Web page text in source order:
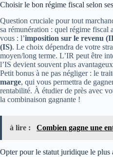
Choisir le bon régime fiscal selon
Question cruciale pour tout
sa rémunération : quel régime fiscal
vous : l’imposition sur le revenu
(IS). Le choix dépendra de votre
moyen/long terme. L’IR peut être
l’IS devient souvent plus
Petit bonus à ne pas négliger : le
marge, qui vous permettra de
rentabilité. À étudier de près avec
la combinaison gagnante !
à lire : Combien gagne une
Opter pour le statut juridique le plus